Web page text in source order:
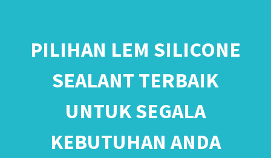
PILIHAN LEM SILICONE
SEALANT TERBAIK
UNTUK SEGALA
KEBUTUHAN ANDA